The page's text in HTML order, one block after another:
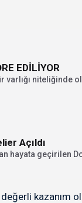
EDİLİYOR
varlığı niteliğinde
Açıldı
hayata geçirilen